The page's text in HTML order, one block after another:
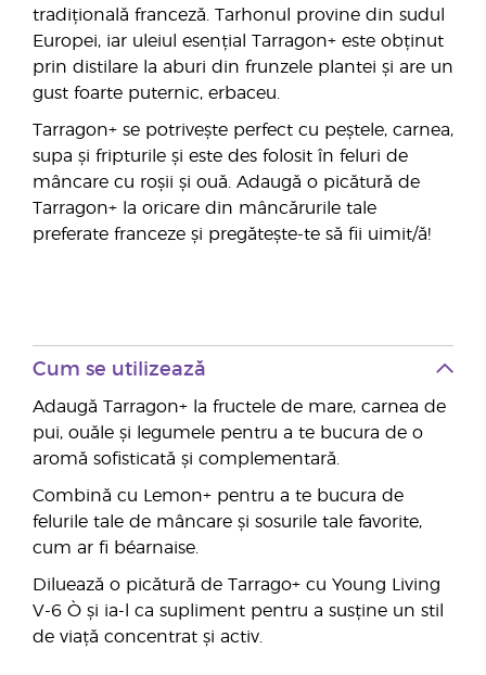
tradițională franceză. Tarhonul provine din sudul
Europei, iar uleiul esențial Tarragon+ este obținut
prin distilare la aburi din frunzele plantei și are un
gust foarte puternic, erbaceu.
Tarragon+ se potrivește perfect cu peștele, carnea,
supa și fripturile și este des folosit în feluri de
mâncare cu roșii și ouă. Adaugă o picătură de
Tarragon+ la oricare din mâncărurile tale
preferate franceze și pregătește-te să fii uimit/ă!
Cum se utilizează
Adaugă Tarragon+ la fructele de mare, carnea de
pui, ouăle și legumele pentru a te bucura de o
aromă sofisticată și complementară.
Combină cu Lemon+ pentru a te bucura de
felurile tale de mâncare și sosurile tale favorite,
cum ar fi béarnaise.
Diluează o picătură de Tarrago+ cu Young Living
V-6 Ò și ia-l ca supliment pentru a susține un stil
de viață concentrat și activ.